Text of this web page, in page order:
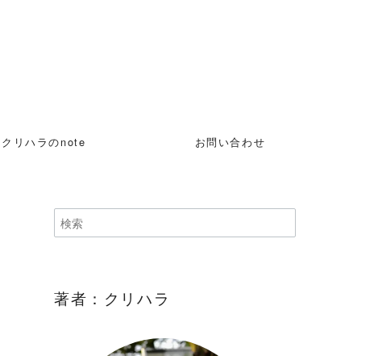
クリハラのnote お問い合わせ
著者：クリハラ